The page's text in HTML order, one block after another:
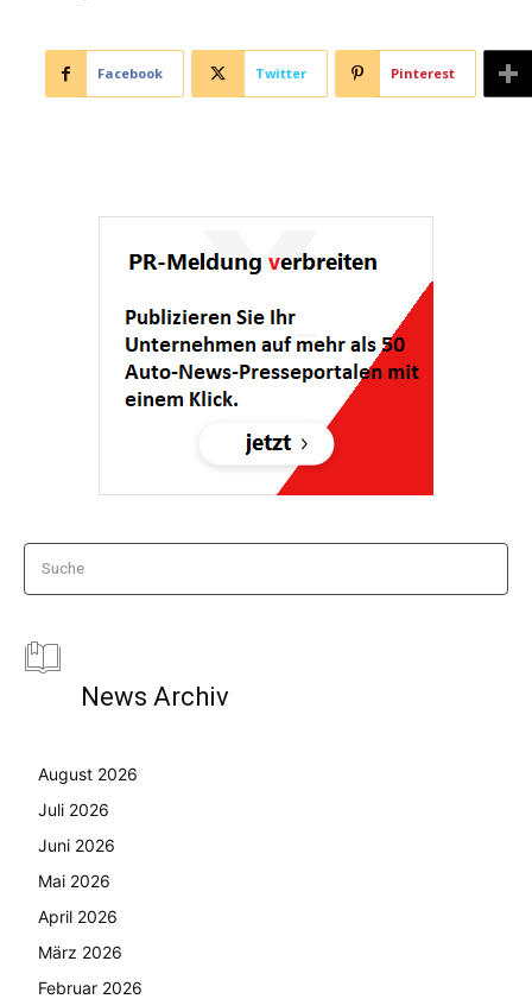
Facebook Twitter Pinterest
Suche
News Archiv
August 2026
Juli 2026
Juni 2026
Mai 2026
April 2026
März 2026
Februar 2026